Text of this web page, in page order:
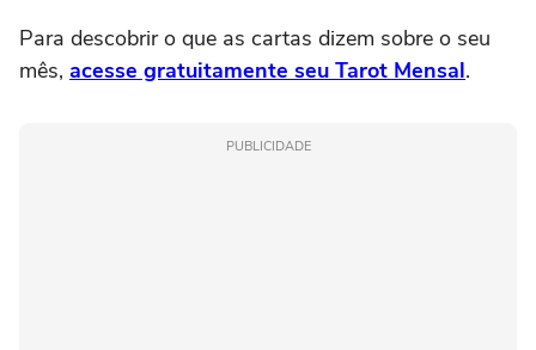
Para descobrir o que as cartas dizem sobre o seu
mês, acesse gratuitamente seu Tarot Mensal.
PUBLICIDADE